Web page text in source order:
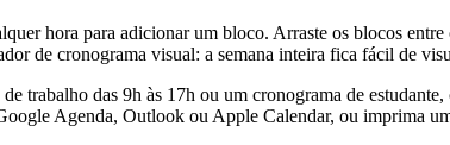
hora para adicionar um bloco. Arraste os blocos
de cronograma visual: a semana inteira fica fácil de
trabalho das 9h às 17h ou um cronograma de
Agenda, Outlook ou Apple Calendar, ou imprima